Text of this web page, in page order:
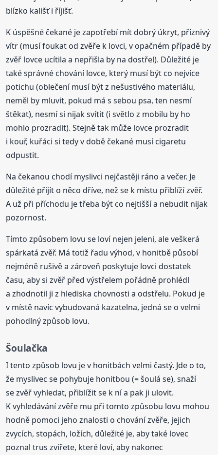
blízko kališť i říjišť.
K úspěšné čekané je zapotřebí mít dobrý úkryt, příznivý
vítr (musí foukat od zvěře k lovci, v opačném případě by
zvěř lovce ucítila a nepřišla by na dostřel). Důležité je
také správné chování lovce, který musí být co nejvíce
potichu (oblečení musí být z nešustivého materiálu,
neměl by mluvit, pokud má s sebou psa, ten nesmí
štěkat), nesmí si nijak svítit (i světlo z mobilu by ho
mohlo prozradit). Stejně tak může lovce prozradit
i kouř, kuřáci si tedy v době čekané musí cigaretu
odpustit.
Na čekanou chodí myslivci nejčastěji ráno a večer. Je
důležité přijít o něco dříve, než se k místu přiblíží zvěř.
A už při příchodu je třeba být co nejtišší a nebudit nijak
pozornost.
Tímto způsobem lovu se loví nejen jeleni, ale veškerá
spárkatá zvěř. Má totiž řadu výhod, v honitbě působí
nejméně rušivě a zároveň poskytuje lovci dostatek
času, aby si zvěř před výstřelem pořádně prohlédl
a zhodnotil ji z hlediska chovnosti a odstřelu. Pokud je
v místě navíc vybudovaná kazatelna, jedná se o velmi
pohodlný způsob lovu.
Šoulačka
I tento způsob lovu je v honitbách velmi častý. Jde o to,
že myslivec se pohybuje honitbou (= šoulá se), snaží
se zvěř vyhledat, přiblížit se k ní a pak ji ulovit.
K vyhledávání zvěře mu při tomto způsobu lovu mohou
hodně pomoci jeho znalosti o chování zvěře, jejich
zvycích, stopách, ložích, důležité je, aby také lovec
poznal trus zvířete, které loví, aby nakonec